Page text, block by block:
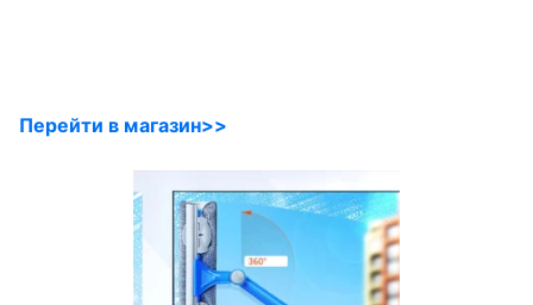
Перейти в магазин>>